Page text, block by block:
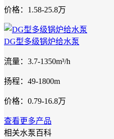
价格：1.58-25.8万
DG型多级锅炉给水泵
流量：3.7-1350m³/h
扬程：49-1800m
价格：0.79-16.8万
查看更多产品
相关水泵百科